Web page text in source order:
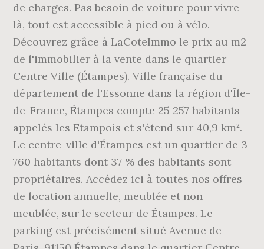
de charges. Pas besoin de voiture pour vivre
là, tout est accessible à pied ou à vélo.
Découvrez grâce à LaCoteImmo le prix au m2
de l'immobilier à la vente dans le quartier
Centre Ville (Étampes). Ville française du
département de l'Essonne dans la région d'Île-
de-France, Étampes compte 25 257 habitants
appelés les Etampois et s'étend sur 40,9 km².
Le centre-ville d'Étampes est un quartier de 3
760 habitants dont 37 % des habitants sont
propriétaires. Accédez ici à toutes nos offres
de location annuelle, meublée et non
meublée, sur le secteur de Étampes. Le
parking est précisément situé Avenue de